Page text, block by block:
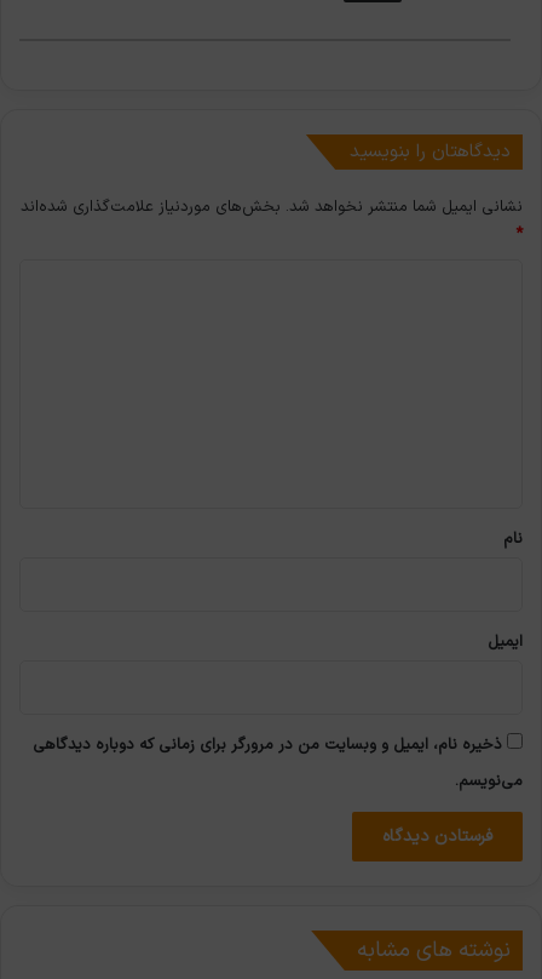
دیدگاهتان را بنویسید
نشانی ایمیل شما منتشر نخواهد شد. بخش‌های موردنیاز علامت‌گذاری شده‌اند
*
نام
ایمیل
ذخیره نام، ایمیل و وبسایت من در مرورگر برای زمانی که دوباره دیدگاهی
می‌نویسم.
نوشته های مشابه